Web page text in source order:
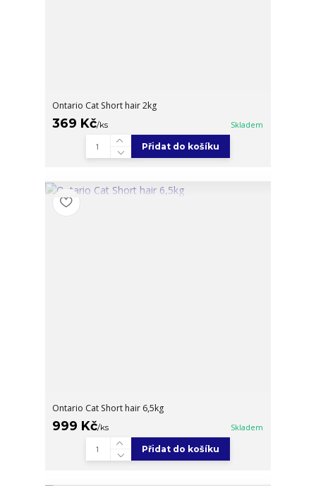
Ontario Cat Short hair 2kg
369 Kč/ks Skladem
Přidat do košíku
Ontario Cat Short hair 6,5kg
999 Kč/ks Skladem
Přidat do košíku